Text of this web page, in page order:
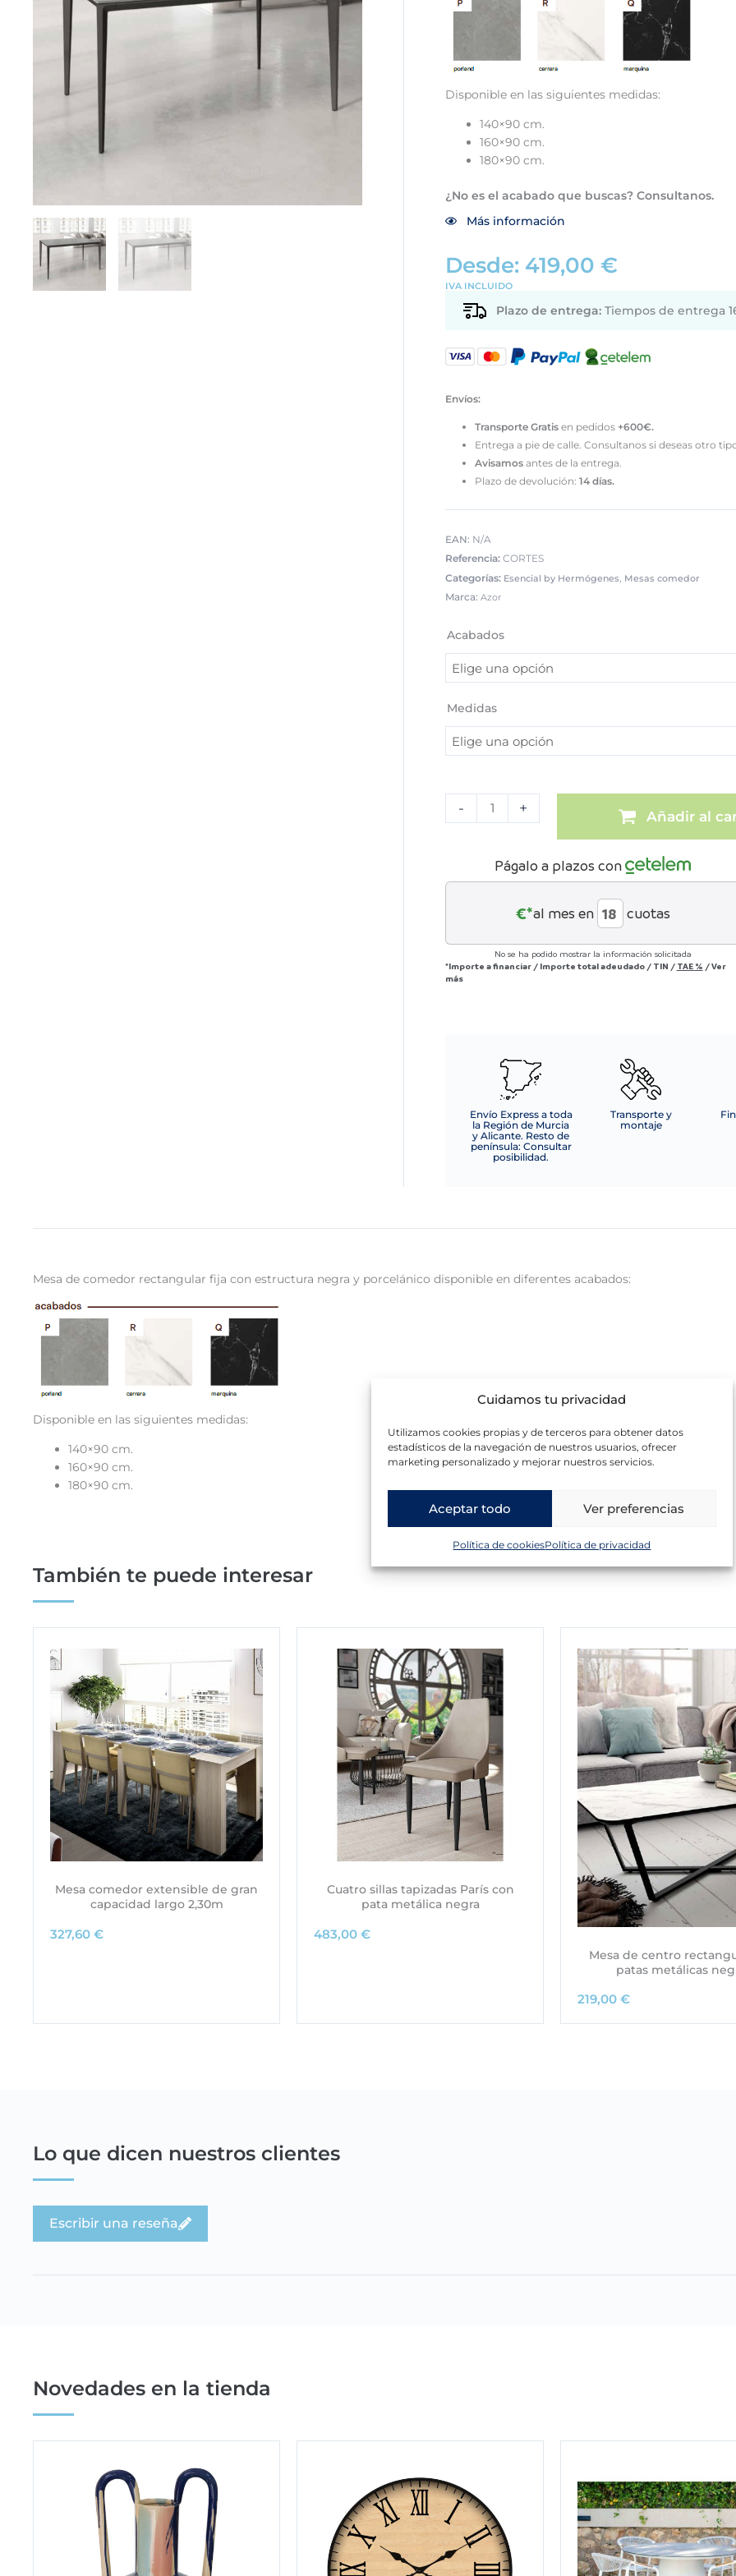
Cuidamos tu privacidad
Utilizamos cookies propias y de terceros para obtener datos
estadísticos de la navegación de nuestros usuarios, ofrecer
marketing personalizado y mejorar nuestros servicios.
Aceptar todo Ver preferencias
Política de cookiesPolítica de privacidad
Disponible en las siguientes medidas:
140×90 cm.
160×90 cm.
180×90 cm.
¿No es el acabado que buscas? Consultanos.
Más información
Desde: 419,00 €
IVA INCLUIDO
Plazo de entrega:Tiempos de entrega
Envíos:
Transporte Gratis en pedidos+600€.
Entrega a pie de calle. Consultanos si deseas otro
Avisamosantes de la entrega.
Plazo de devolución: 14 días.
EAN: N/A
Referencia: CORTES
Categorías: Esencial by Hermógenes Mesas comedor
Marca: Azor
Acabados
Medidas
-
de
comedor
rectangular
fija
porcelánico/negra
+ Añadir al
Págalo a plazos con
€*al mes en cuotas
No se ha podido mostrar la información solicitada
*Importe a financiar / Importe total adeudado / TIN / TAE % /Ver
más
Envío Express a toda
la Región de Murcia
y Alicante. Resto de
península: Consultar
posibilidad.
Transporte y
montaje
Mesa de comedor rectangular fija con estructura negra y porcelánico disponible en diferentes acabados:
Disponible en las siguientes medidas:
140×90 cm.
160×90 cm.
180×90 cm.
También te puede interesar
Mesa comedor extensible de gran
capacidad largo 2,30m
327,60 €
Cuatro sillas tapizadas París con
pata metálica negra
483,00 €
Mesa de centro
patas metálicas
219,00 €
Lo que dicen nuestros clientes
Escribir una reseña
Novedades en la tienda